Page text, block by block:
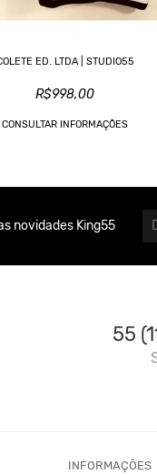
ED. LTDA | STUDIO55
R$998,00
CONSULTAR INFORMAÇÕES
novidades King55
55
INFORMAÇÕES